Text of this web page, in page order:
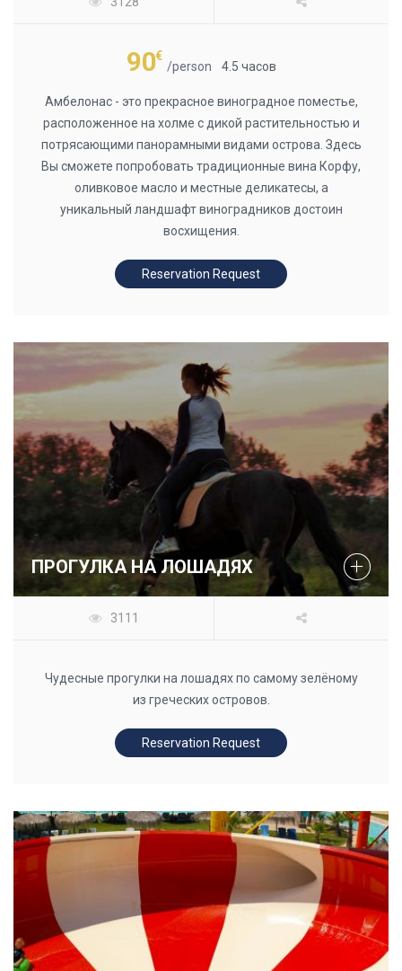
90€
/person 4.5 часов
Амбелонас - это прекрасное виноградное поместье,
расположенное на холме с дикой растительностью и
потрясающими панорамными видами острова. Здесь
Вы сможете попробовать традиционные вина Корфу,
оливковое масло и местные деликатесы, а
уникальный ландшафт виноградников достоин
восхищения.
Reservation Request
ПРОГУЛКА НА ЛОШАДЯХ
3111
Чудесные прогулки на лошадях по самому зелёному
из греческих островов.
Reservation Request